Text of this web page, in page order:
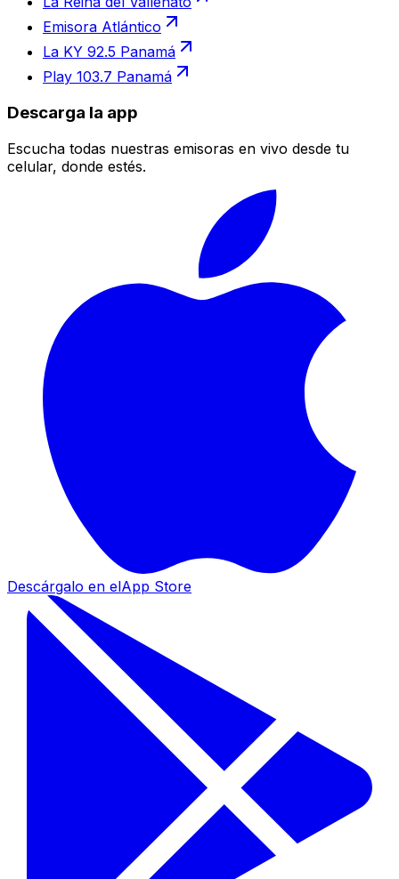
Emisora Atlántico
La KY 92.5 Panamá
Play 103.7 Panamá
Descarga la app
Escucha todas nuestras emisoras en vivo desde tu
celular, donde estés.
Descárgalo en elApp Store